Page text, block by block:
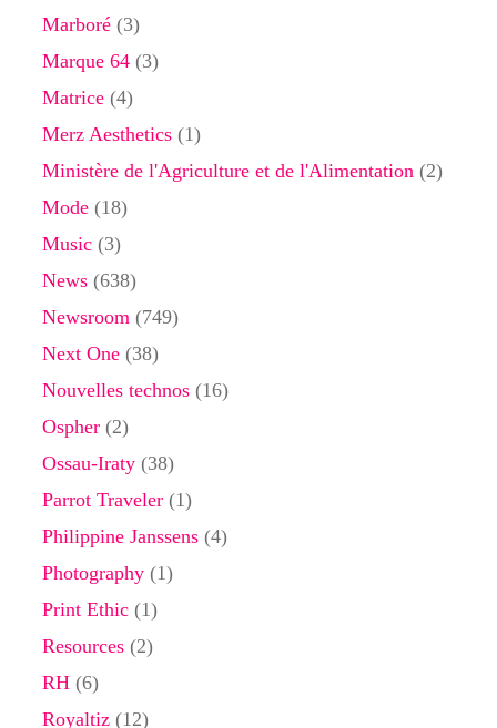
Marboré (3)
Marque 64 (3)
Matrice (4)
Merz Aesthetics (1)
Ministère de l'Agriculture et de l'Alimentation (2)
Mode (18)
Music (3)
News (638)
Newsroom (749)
Next One (38)
Nouvelles technos (16)
Ospher (2)
Ossau-Iraty (38)
Parrot Traveler (1)
Philippine Janssens (4)
Photography (1)
Print Ethic (1)
Resources (2)
RH (6)
Royaltiz (12)